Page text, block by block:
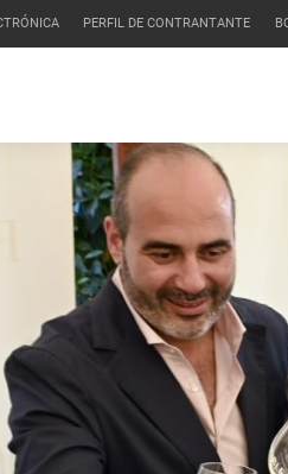
PERFIL DE CONTRANTANTE